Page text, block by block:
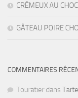
CRÉMEUX AU
GÂTEAU POIRE
COMMENTAIRES
Touratier dans